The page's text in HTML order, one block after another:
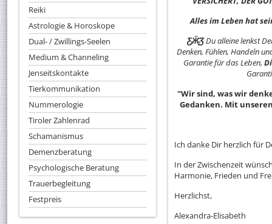
Reiki
Astrologie & Horoskope
Dual- / Zwillings-Seelen
Medium & Channeling
Jenseitskontakte
Tierkommunikation
Nummerologie
Tiroler Zahlenrad
Schamanismus
Demenzberatung
Psychologische Beratung
Trauerbegleitung
Festpreis
Alles im Leben hat
Ƹ̵̡Ӝ̵̨̄ƷDu alleine lenkst
Denken, Fühlen, Handeln
Garantie für das Leben,
"Wir sind, was wir
Gedanken. Mit
Ich danke Dir herzlich für
In der Zwischenzeit
Harmonie, Frieden und
Herzlichst,
Alexandra-Elisabeth